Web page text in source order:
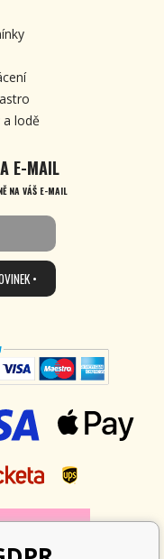
lodě
E-MAIL
NA VÁŠ E-MAIL
•